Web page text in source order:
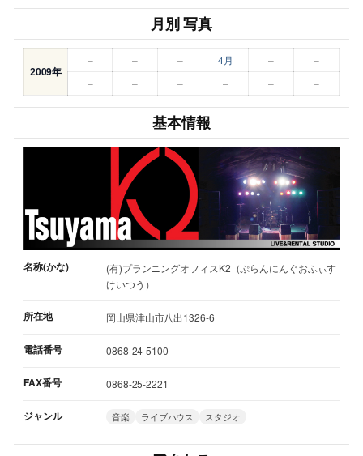
月別 写真
2009年
– – – 4月 –
–
–
– – – – –
基本情報
名称(かな)
(有)プランニングオフィスK2（ぷらんにんぐおふぃす
けいつう）
所在地 岡山県津山市八出1326-6
電話番号 0868-24-5100
FAX番号 0868-25-2221
ジャンル 音楽 ライブハウス スタジオ